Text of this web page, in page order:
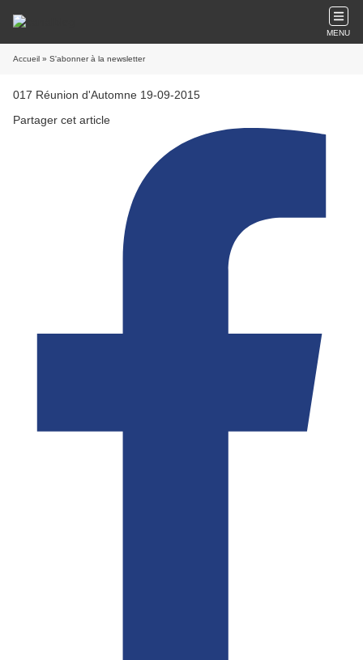
MENU
Accueil » S'abonner à la newsletter
017 Réunion d'Automne 19-09-2015
Partager cet article